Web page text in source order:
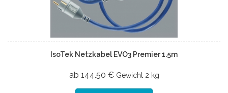
IsoTek Netzkabel EVO3 Premier 1.5m
ab 144.50 € Gewicht 2 kg